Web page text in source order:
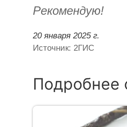
Рекомендую!
20 января 2025 г.
Источник: 2ГИС
Подробнее